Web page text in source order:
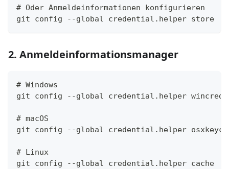
# Oder Anmeldeinformationen konfigurieren
git config --global credential.helper store
2. Anmeldeinformationsmanager
# Windows
git config --global credential.helper wincred
# macOS
git config --global credential.helper
# Linux
git config --global credential.helper cache